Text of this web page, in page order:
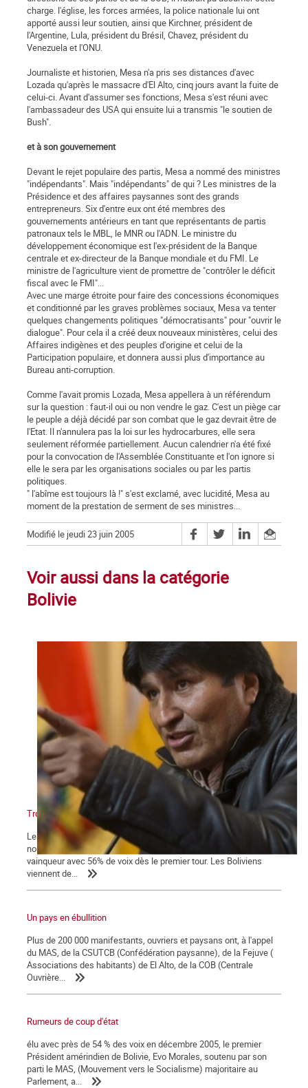
charge. l'église, les forces armées, la police nationale lui ont
apporté aussi leur soutien, ainsi que Kirchner, président de
l'Argentine, Lula, président du Brésil, Chavez, président du
Venezuela et l'ONU.
Journaliste et historien, Mesa n'a pris ses distances d'avec
Lozada qu'après le massacre d'El Alto, cinq jours avant la fuite de
celui-ci. Avant d'assumer ses fonctions, Mesa s'est réuni avec
l'ambassadeur des USA qui ensuite lui a transmis "le soutien de
Bush".
et à son gouvernement
Devant le rejet populaire des partis, Mesa a nommé des ministres
"indépendants". Mais "indépendants" de qui ? Les ministres de la
Présidence et des affaires paysannes sont des grands
entrepreneurs. Six d'entre eux ont été membres des
gouvernements antérieurs en tant que représentants de partis
patronaux tels le MBL, le MNR ou l'ADN. Le ministre du
développement économique est l'ex-président de la Banque
centrale et ex-directeur de la Banque mondiale et du FMI. Le
ministre de l'agriculture vient de promettre de "contrôler le déficit
fiscal avec le FMI"...
Avec une marge étroite pour faire des concessions économiques
et conditionné par les graves problèmes sociaux, Mesa va tenter
quelques changements politiques "démocratisants" pour "ouvrir le
dialogue". Pour cela il a créé deux nouveaux ministères, celui des
Affaires indigènes et des peuples d'origine et celui de la
Participation populaire, et donnera aussi plus d'importance au
Bureau anti-corruption.
Comme l'avait promis Lozada, Mesa appellera à un référendum
sur la question : faut-il oui ou non vendre le gaz. C'est un piège car
le peuple a déjà décidé par son combat que le gaz devrait être de
l'Etat. Il n'annulera pas la loi sur les hydrocarbures, elle sera
seulement réformée partiellement. Aucun calendrier n'a été fixé
pour la convocation de l'Assemblée Constituante et l'on ignore si
elle le sera par les organisations sociales ou par les partis
politiques.
" l'abîme est toujours là !" s'est exclamé, avec lucidité, Mesa au
moment de la prestation de serment de ses ministres...
Modifié le jeudi 23 juin 2005
Voir aussi dans la catégorie
Bolivie
Troisième mandat pour Evo Morales
Le dimanche 12 octobre la Bolivie votait pour désigner son
nouveau président. Les derniers sondages donnaient Evo Morales
vainqueur avec 56% de voix dès le premier tour. Les Boliviens
viennent de...
Un pays en ébullition
Plus de 200 000 manifestants, ouvriers et paysans ont, à l'appel
du MAS, de la CSUTCB (Confédération paysanne), de la Fejuve (
Associations des habitants) de El Alto, de la COB (Centrale
Ouvrière...
Rumeurs de coup d'état
élu avec près de 54 % des voix en décembre 2005, le premier
Président amérindien de Bolivie, Evo Morales, soutenu par son
parti le MAS, (Mouvement vers le Socialisme) majoritaire au
Parlement, a...